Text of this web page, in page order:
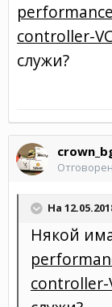
controller-
служи?
На
Някой
controller-